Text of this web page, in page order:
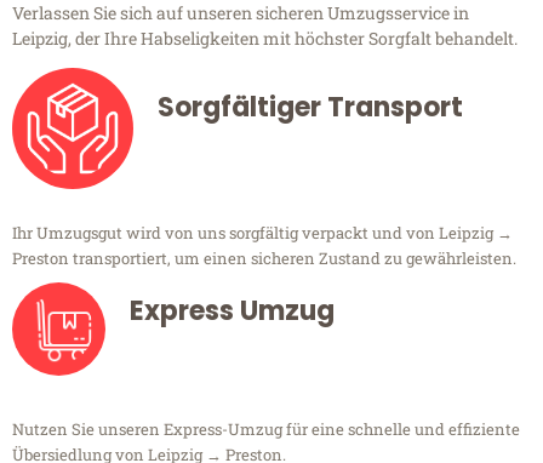
Verlassen Sie sich auf unseren sicheren Umzugsservice in
Leipzig, der Ihre Habseligkeiten mit höchster Sorgfalt behandelt.
Sorgfältiger Transport
Ihr Umzugsgut wird von uns sorgfältig verpackt und von Leipzig →
Preston transportiert, um einen sicheren Zustand zu gewährleisten.
Express Umzug
Nutzen Sie unseren Express-Umzug für eine schnelle und effiziente
Übersiedlung von Leipzig → Preston.